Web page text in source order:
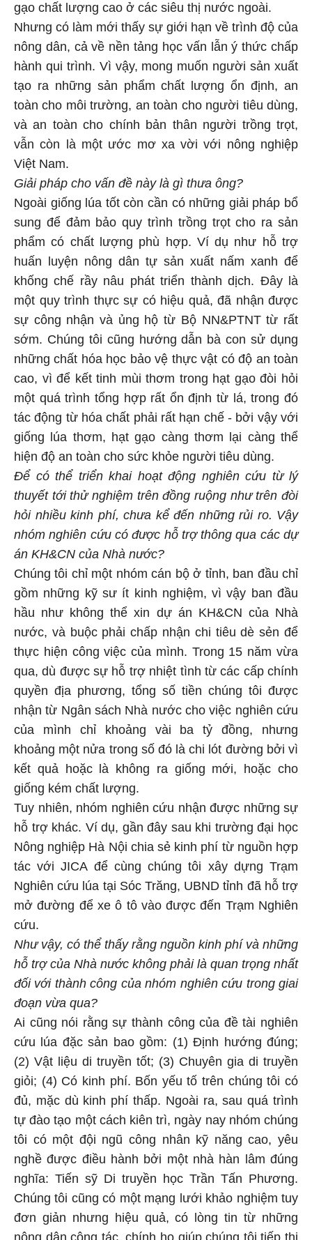
gạo chất lượng cao ở các siêu thị nước ngoài.
Nhưng có làm mới thấy sự giới hạn về trình độ của
nông dân, cả về nền tảng học vấn lẫn ý thức chấp
hành qui trình. Vì vậy, mong muốn người sản xuất
tạo ra những sản phẩm chất lượng ổn định, an
toàn cho môi trường, an toàn cho người tiêu dùng,
và an toàn cho chính bản thân người trồng trọt,
vẫn còn là một ước mơ xa vời với nông nghiệp
Việt Nam.
Giải pháp cho vấn đề này là gì thưa ông?
Ngoài giống lúa tốt còn cần có những giải pháp bổ
sung để đảm bảo quy trình trồng trọt cho ra sản
phẩm có chất lượng phù hợp. Ví dụ như hỗ trợ
huấn luyện nông dân tự sản xuất nấm xanh để
khống chế rầy nâu phát triển thành dịch. Đây là
một quy trình thực sự có hiệu quả, đã nhận được
sự công nhận và ủng hộ từ Bộ NN&PTNT từ rất
sớm. Chúng tôi cũng hướng dẫn bà con sử dụng
những chất hóa học bảo vệ thực vật có độ an toàn
cao, vì để kết tinh mùi thơm trong hạt gạo đòi hỏi
một quá trình tổng hợp rất ổn định từ lá, trong đó
tác động từ hóa chất phải rất hạn chế - bởi vậy với
giống lúa thơm, hạt gạo càng thơm lại càng thể
hiện độ an toàn cho sức khỏe người tiêu dùng.
Để có thể triển khai hoạt động nghiên cứu từ lý
thuyết tới thử nghiệm trên đồng ruộng như trên đòi
hỏi nhiều kinh phí, chưa kể đến những rủi ro. Vậy
nhóm nghiên cứu có được hỗ trợ thông qua các dự
án KH&CN của Nhà nước?
Chúng tôi chỉ một nhóm cán bộ ở tỉnh, ban đầu chỉ
gồm những kỹ sư ít kinh nghiệm, vì vậy ban đầu
hầu như không thể xin dự án KH&CN của Nhà
nước, và buộc phải chấp nhận chi tiêu dè sẻn để
thực hiện công việc của mình. Trong 15 năm vừa
qua, dù được sự hỗ trợ nhiệt tình từ các cấp chính
quyền địa phương, tổng số tiền chúng tôi được
nhận từ Ngân sách Nhà nước cho việc nghiên cứu
của mình chỉ khoảng vài ba tỷ đồng, nhưng
khoảng một nửa trong số đó là chi lót đường bởi vì
kết quả hoặc là không ra giống mới, hoặc cho
giống kém chất lượng.
Tuy nhiên, nhóm nghiên cứu nhận được những sự
hỗ trợ khác. Ví dụ, gần đây sau khi trường đại học
Nông nghiệp Hà Nội chia sẻ kinh phí từ nguồn hợp
tác với JICA để cùng chúng tôi xây dựng Trạm
Nghiên cứu lúa tại Sóc Trăng, UBND tỉnh đã hỗ trợ
mở đường để xe ô tô vào được đến Trạm Nghiên
cứu.
Như vậy, có thể thấy rằng nguồn kinh phí và những
hỗ trợ của Nhà nước không phải là quan trọng nhất
đối với thành công của nhóm nghiên cứu trong giai
đoạn vừa qua?
Ai cũng nói rằng sự thành công của đề tài nghiên
cứu lúa đặc sản bao gồm: (1) Định hướng đúng;
(2) Vật liệu di truyền tốt; (3) Chuyên gia di truyền
giỏi; (4) Có kinh phí. Bốn yếu tố trên chúng tôi có
đủ, mặc dù kinh phí thấp. Ngoài ra, sau quá trình
tự đào tạo một cách kiên trì, ngày nay nhóm chúng
tôi có một đội ngũ công nhân kỹ năng cao, yêu
nghề được điều hành bởi một nhà hàn lâm đúng
nghĩa: Tiến sỹ Di truyền học Trần Tấn Phương.
Chúng tôi cũng có một mạng lưới khảo nghiệm tuy
đơn giản nhưng hiệu quả, có lòng tin từ những
nông dân cộng tác, chính họ giúp chúng tôi tiếp thị